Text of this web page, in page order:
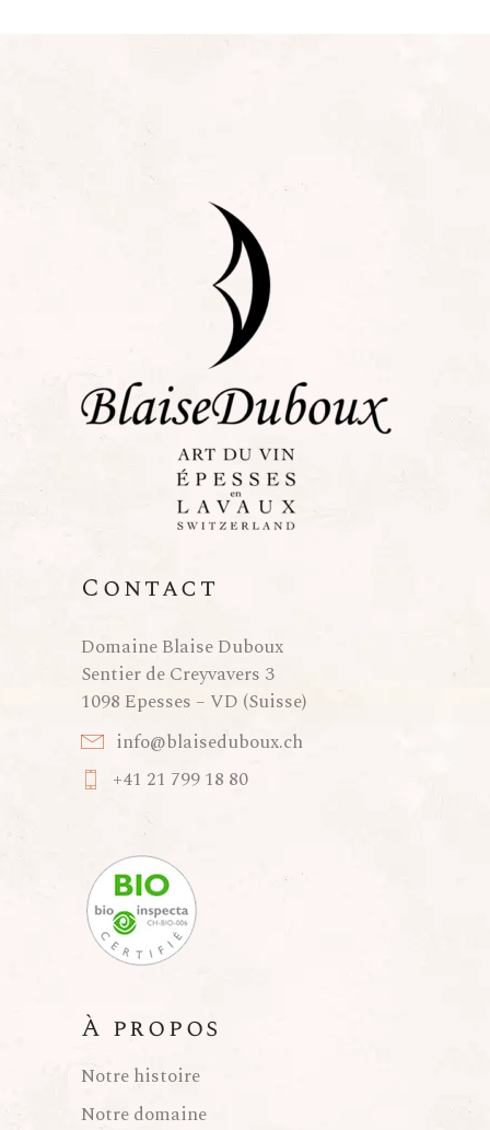
Contact
Domaine Blaise Duboux
Sentier de Creyvavers 3
1098 Epesses – VD (Suisse)
info@blaiseduboux.ch
+41 21 799 18 80
À propos
Notre histoire
Notre domaine